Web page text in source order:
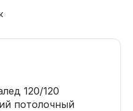
120/120
потолочный